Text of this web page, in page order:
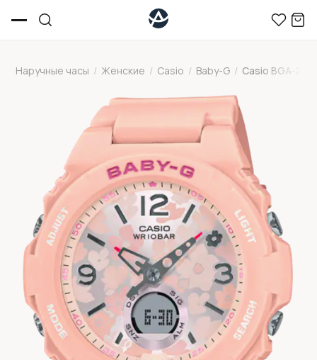
Наручные часы / Женские / Casio / Baby-G / Casio BGA-